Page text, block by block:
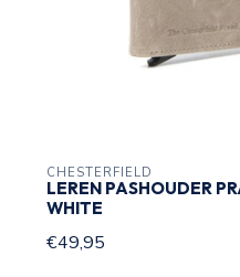
CHESTERFIELD
LEREN PASHOUDER
WHITE
€49,95